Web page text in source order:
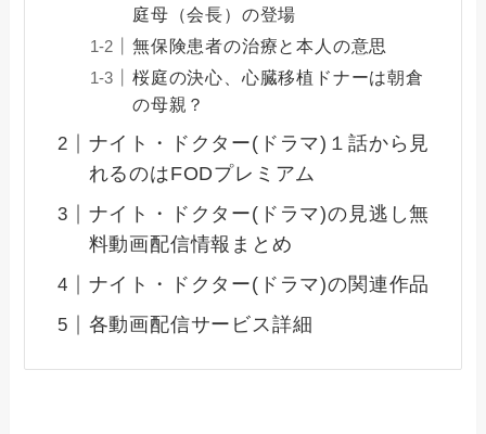
庭母（会長）の登場
無保険患者の治療と本人の意思
桜庭の決心、心臓移植ドナーは朝倉
の母親？
ナイト・ドクター(ドラマ)１話から見
れるのはFODプレミアム
ナイト・ドクター(ドラマ)の見逃し無
料動画配信情報まとめ
ナイト・ドクター(ドラマ)の関連作品
各動画配信サービス詳細